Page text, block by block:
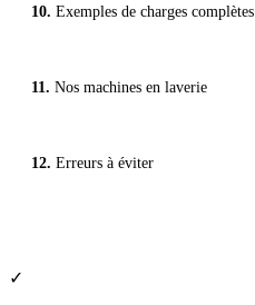
Exemples de charges complètes
Nos machines en laverie
Erreurs à éviter
✓